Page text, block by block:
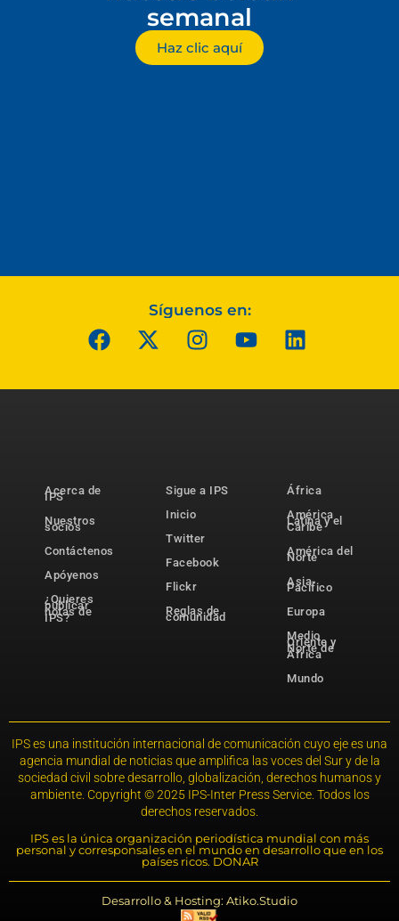
semanal
Haz clic aquí
Síguenos en:
Acerca de
IPS
Nuestros
socios
Contáctenos
Apóyenos
¿Quieres
publicar
notas de
IPS?
Sigue a IPS
Inicio
Twitter
Facebook
Flickr
Reglas de
comunidad
África
América
Latina y el
Caribe
América del
Norte
Asia-
Pacífico
Europa
Medio
Oriente y
Norte de
África
Mundo
IPS es una institución internacional de comunicación cuyo eje es una
agencia mundial de noticias que amplifica las voces del Sur y de la
sociedad civil sobre desarrollo, globalización, derechos humanos y
ambiente. Copyright © 2025 IPS-Inter Press Service. Todos los
derechos reservados.
IPS es la única organización periodística mundial con más
personal y corresponsales en el mundo en desarrollo que en los
países ricos. DONAR
Desarrollo & Hosting: Atiko.Studio